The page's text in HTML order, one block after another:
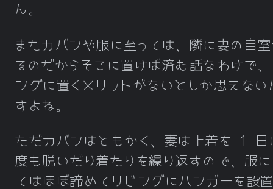
ん。
またカバンや服に至っては、隣に妻の自
るのだからそこに置けば済む話なわけで
ングに置くメリットがないとしか思えない
すよね。
ただカバンはともかく、妻は上着を 1 日
度も脱いだり着たりを繰り返すので、服
てはほぼ諦めてリビングにハンガーを設